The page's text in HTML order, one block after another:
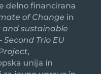
delno financirana
of Change in
and sustainable
Trio EU
,
unija in